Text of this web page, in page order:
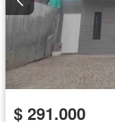
$ 291.000